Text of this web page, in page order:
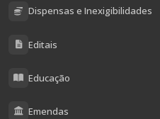
Dispensas e Inexigibilidades
Editais
Educação
Emendas